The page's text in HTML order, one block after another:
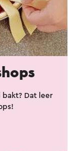
bakt? Dat leer